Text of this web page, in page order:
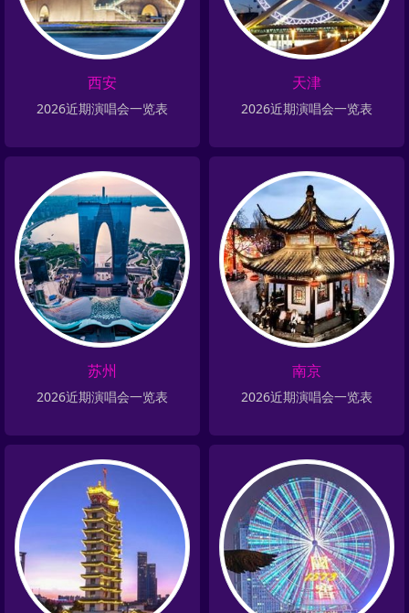
西安
2026近期演唱会一览表
天津
2026近期演唱会一览表
苏州
2026近期演唱会一览表
南京
2026近期演唱会一览表